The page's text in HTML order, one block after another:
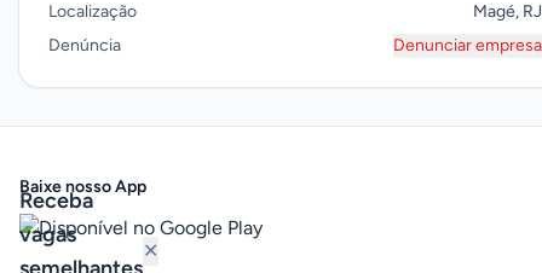
Localização
Magé, RJ
Denúncia
Denunciar empresa
Receba
vagas
✕
Baixe nosso App